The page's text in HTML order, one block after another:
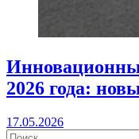
2026 года:
17.05.2026